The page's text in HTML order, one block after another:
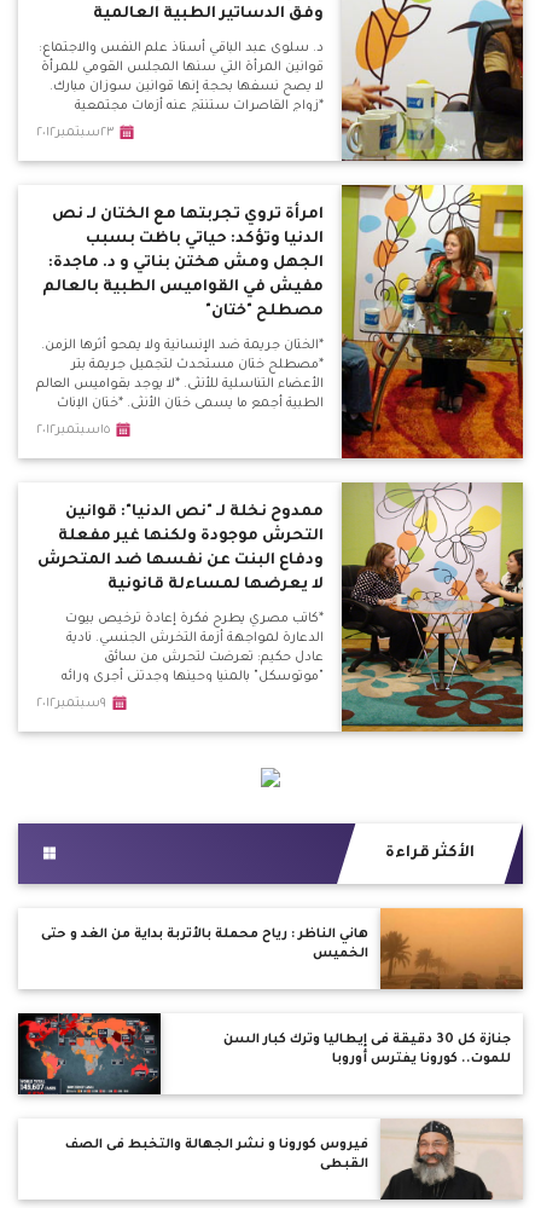
وفق الدساتير الطبية العالمية
د. سلوى عبد الباقي أستاذ علم النفس والاجتماع:
قوانين المرأة التي سنها المجلس القومي للمرأة
لا يصح نسفها بحجة إنها قوانين سوزان مبارك.
*زواج القاصرات ستنتج عنه أزمات مجتمعية
حقيقية ومنها أطفال الشوارع وفتيات الليل
على أرض الواقع بمصر ولن يقبله المصري
٢٣سبتمبر٢٠١٢
امرأة تروي تجربتها مع الختان لـ نص
الدنيا وتؤكد: حياتي باظت بسبب
الجهل ومش هختن بناتي و د. ماجدة:
مفيش في القواميس الطبية بالعالم
مصطلح "ختان"
*الختان جريمة ضد الإنسانية ولا يمحو أثرها الزمن.
*مصطلح ختان مستحدث لتجميل جريمة بتر
الأعضاء التناسلية للأنثى. *لا يوجد بقواميس العالم
الطبية أجمع ما يسمى ختان الأنثى. *ختان الإناث
عادة إفريقية قديمة ولا أساس ديني أو طبي لها.
١٥سبتمبر٢٠١٢
ممدوح نخلة لـ "نص الدنيا": قوانين
التحرش موجودة ولكنها غير مفعلة
ودفاع البنت عن نفسها ضد المتحرش
لا يعرضها لمساءلة قانونية
*كاتب مصري يطرح فكرة إعادة ترخيص بيوت
الدعارة لمواجهة أزمة التخرش الجنسي. نادية
عادل حكيم: تعرضت لتحرش من سائق
"موتوسكل" بالمنيا وحينها وجدتني أجري ورائه
وأوسعته ضربًا. *حين توجهت للمركز لعمل
المسئولين بحجة ألا يتحول الأمر لفتنة طائفية.
٩سبتمبر٢٠١٢
الأكثر قراءة
هاني الناظر : رياح محملة بالأتربة بدايةً من الغد و حتى
الخميس
جنازة كل 30 دقيقة فى إيطاليا وترك كبار السن
للموت.. كورونا يفترس أوروبا
فيروس كورونا و نشر الجهالة والتخبط فى الصف
القبطى